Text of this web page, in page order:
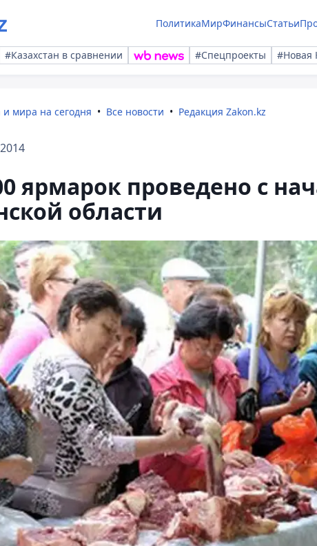
ПолитикаМирФинансыСтатьи
#Казахстан в сравнении #Спецпроекты #Новая
и мира на сегодня Все новости Редакция Zakon.kz
ярмарок проведено с
области